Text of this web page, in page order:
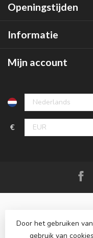
Openingstijden
Informatie
Mijn account
€
Door het gebruiken
gebruik van